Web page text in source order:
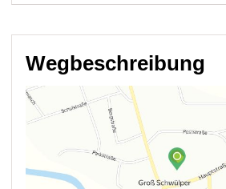
Wegbeschreibung